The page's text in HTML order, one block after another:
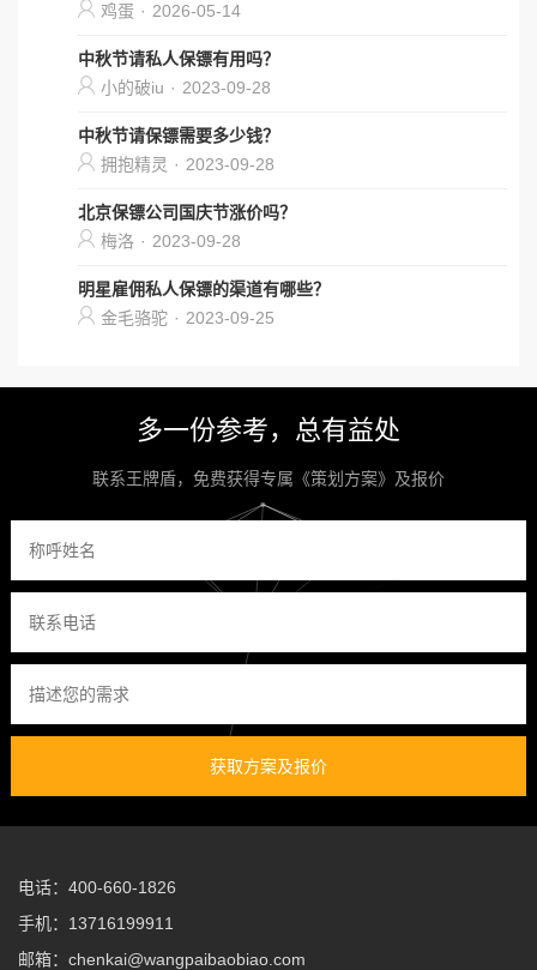
鸡蛋 · 2026-05-14
中秋节请私人保镖有用吗？
小的破iu · 2023-09-28
中秋节请保镖需要多少钱？
拥抱精灵 · 2023-09-28
北京保镖公司国庆节涨价吗？
梅洛 · 2023-09-28
明星雇佣私人保镖的渠道有哪些？
金毛骆驼 · 2023-09-25
多一份参考，总有益处
联系王牌盾，免费获得专属《策划方案》及报价
获取方案及报价
电话：400-660-1826
手机：13716199911
邮箱：chenkai@wangpaibaobiao.com